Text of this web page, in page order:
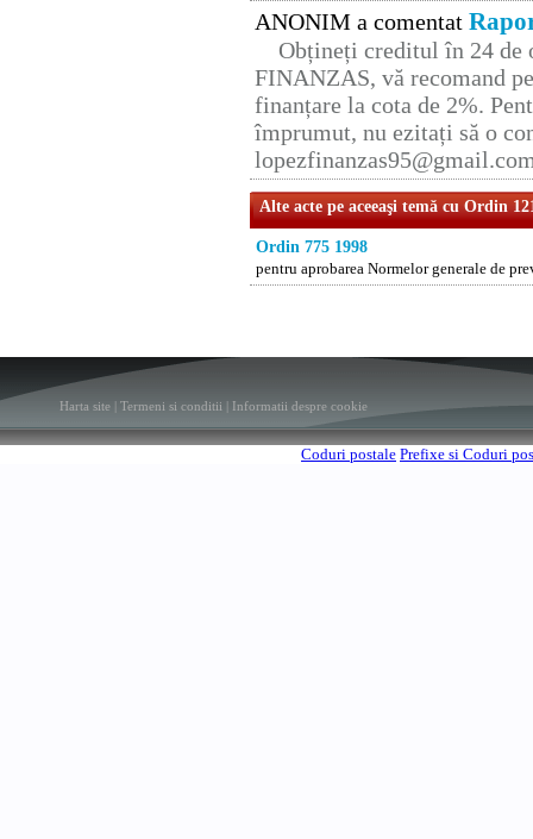
ANONIM a comentat
Obțineți creditul în 24 de
FINANZAS, vă recomand
finanțare la cota de 2%.
împrumut, nu ezitați să o
Alte acte pe aceeaşi temă cu Ordin
Ordin 775 1998
pentru aprobarea Normelor generale de
Harta site Termeni si conditii Informatii despre cookie
Coduri postale Prefixe si Coduri